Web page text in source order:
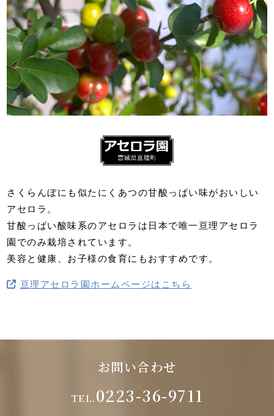
さくらんぼにも似たにくあつの甘酸っぱい味がおいしい
アセロラ。
甘酸っぱい酸味系のアセロラは日本で唯一亘理アセロラ
園でのみ栽培されています。
美容と健康、お子様の食育にもおすすめです。
亘理アセロラ園ホームページはこちら
お問い合わせ
TEL.0223-36-9711